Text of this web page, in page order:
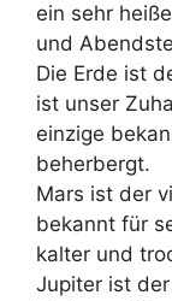
ein sehr
und
Die Erde ist
ist unser
einzige
beherbergt.
Mars ist der
bekannt für
kalter und
Jupiter ist